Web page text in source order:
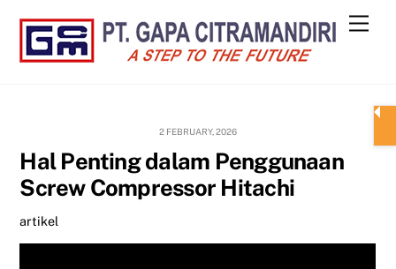
content
2 FEBRUARY, 2026
Hal Penting dalam Penggunaan
Screw Compressor Hitachi
artikel